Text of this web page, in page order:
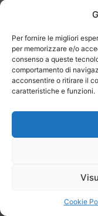
Per fornire le migliori
per memorizzare e/o
consenso a queste
comportamento di
acconsentire o ritirare il
caratteristiche e funzioni.
Cookie
Benessere